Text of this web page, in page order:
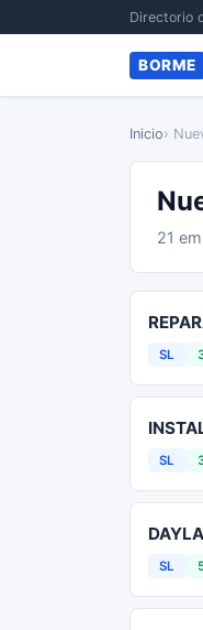
Directorio
BORME
Inicio›
21
SL
SL
SL